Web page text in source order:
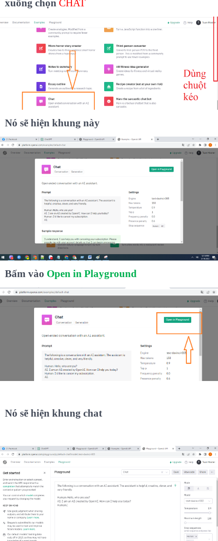
xuống chọn CHAT
Nó sẽ hiện khung này
Bấm vào Open in Playground
Nó sẽ hiện khung chat